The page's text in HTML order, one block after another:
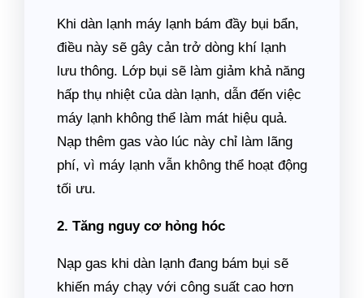
Khi dàn lạnh máy lạnh bám đầy bụi bẩn,
điều này sẽ gây cản trở dòng khí lạnh
lưu thông. Lớp bụi sẽ làm giảm khả năng
hấp thụ nhiệt của dàn lạnh, dẫn đến việc
máy lạnh không thể làm mát hiệu quả.
Nạp thêm gas vào lúc này chỉ làm lãng
phí, vì máy lạnh vẫn không thể hoạt động
tối ưu.
2. Tăng nguy cơ hỏng hóc
Nạp gas khi dàn lạnh đang bám bụi sẽ
khiến máy chạy với công suất cao hơn